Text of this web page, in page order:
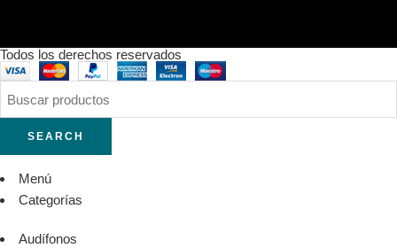
Todos los derechos reservados
SEARCH
Menú
Categorías
Audífonos